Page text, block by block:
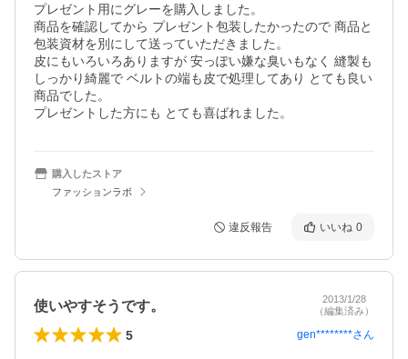
プレゼント用にグレーを購入しました。
商品を確認してから プレゼント包装したかったので 商品と
包装資材を別にして送っていただきました。
皮にもいろいろありますが 安っぽい嫌な臭いもなく 縫製も
しっかり綺麗で ベルトの端も皮で処理してあり とても良い
商品でした。
プレゼントした方にも とても喜ばれました。
購入したストア
ファッションラボ
違反報告 いいね 0
使いやすそうです。
2013/1/28
（編集済み）
5 gen********さん